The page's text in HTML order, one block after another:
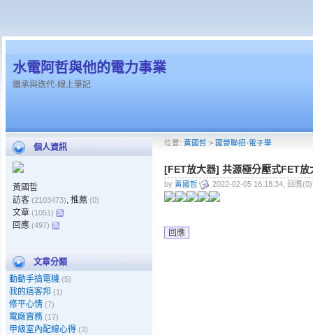
水電阿哲與他的電力事業
繼承與迭代-線上筆記
個人資訊
黃國哲
訪客 (2103473), 推薦 (0)
文章 (1051)
回應 (497)
文章分類
動動手搞電機 (5)
我的痞客邦 (1)
修平心情 (7)
電廠實務 (17)
甲級室內配線心得 (3)
位置: 黃國哲 > 國營聯招-電子學
[FET放大器] 共源極分壓式FET放
by 黃國哲 2022-02-05 16:18:34, 回應
回應